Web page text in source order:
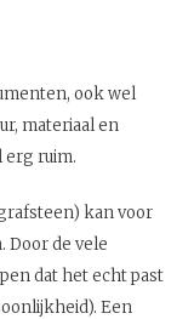
ook wel
materiaal en
erg ruim.
kan voor
Door de vele
dat het echt past
Een